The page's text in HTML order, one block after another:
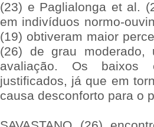
(23) e Paglialonga et al.
em indivíduos normo-
(19) obtiveram maior
(26) de grau moderado,
avaliação. Os baixos
justificados, já que em
causa desconforto para o